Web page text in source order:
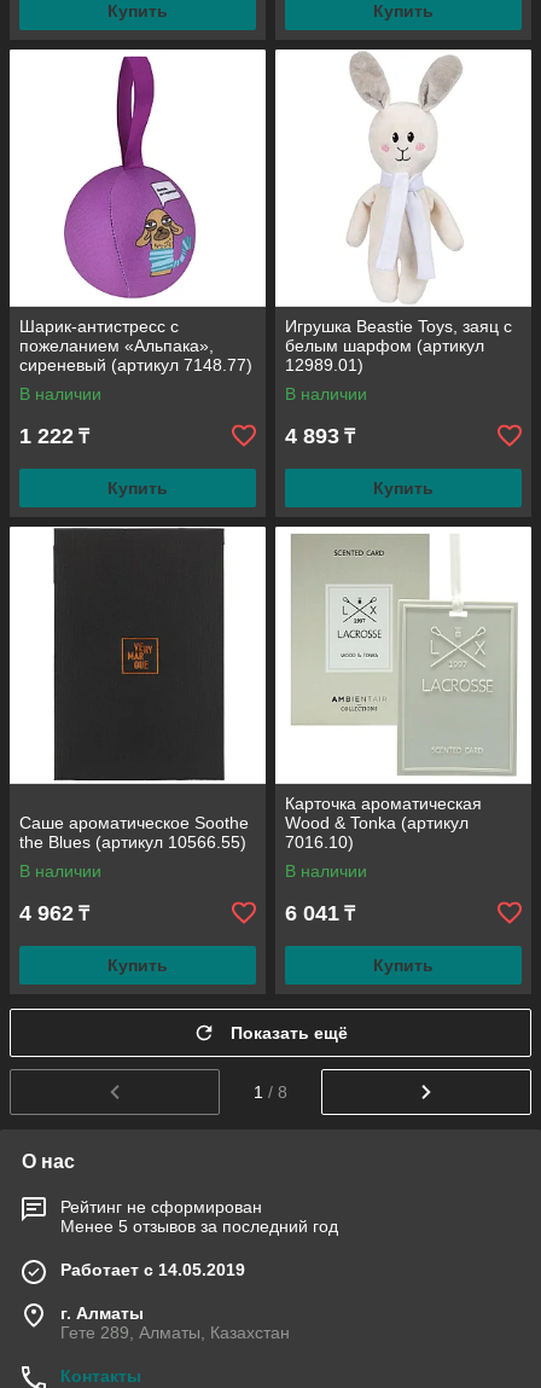
Купить Купить
Шарик-антистресс с
пожеланием «Альпака»,
сиреневый (артикул 7148.77)
В наличии
1 222 ₸
Купить
Игрушка Beastie Toys, заяц с
белым шарфом (артикул
12989.01)
В наличии
4 893 ₸
Купить
Саше ароматическое Soothe
the Blues (артикул 10566.55)
В наличии
4 962 ₸
Купить
Карточка ароматическая
Wood & Tonka (артикул
7016.10)
В наличии
6 041 ₸
Купить
Показать ещё
1 / 8
О нас
Рейтинг не сформирован
Менее 5 отзывов за последний год
Работает с 14.05.2019
г. Алматы
Гете 289, Алматы, Казахстан
Контакты